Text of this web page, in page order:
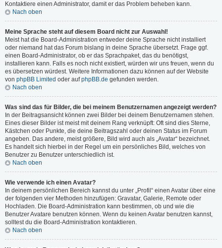
Kontaktiere einen Administrator, damit er das Problem beheben kann.
Nach oben
Meine Sprache steht auf diesem Board nicht zur Auswahl!
Meist hat die Board-Administration entweder deine Sprache nicht installiert
oder niemand hat das Forum bislang in deine Sprache übersetzt. Frage ggf.
einen Board-Administrator, ob er das Sprachpaket, das du benötigst,
installieren kann. Falls es noch nicht existiert, würden wir uns freuen, wenn du
es übersetzen würdest. Weitere Informationen dazu können auf der Website
von phpBB Limited oder aufphpBB.de gefunden werden.
Nach oben
Was sind das für Bilder, die bei meinem Benutzernamen angezeigt werden?
In der Beitragsansicht können zwei Bilder bei deinem Benutzernamen stehen.
Eines dieser Bilder ist meist mit deinem Rang verknüpft: Oft sind dies Sterne,
Kästchen oder Punkte, die deine Beitragszahl oder deinen Status im Forum
angeben. Das andere, meist größere, Bild wird auch als „Avatar“ bezeichnet.
Es handelt sich hierbei in der Regel um ein persönliches Bild, welches von
Benutzer zu Benutzer unterschiedlich ist.
Nach oben
Wie verwende ich einen Avatar?
In deinem persönlichen Bereich kannst du unter „Profil“ einen Avatar über eine
der folgenden vier Methoden hinzufügen: Gravatar, Galerie, Remote oder
Hochladen. Die Board-Administration kann bestimmen, ob und wie die
Benutzer Avatare benutzen können. Wenn du keinen Avatar benutzen kannst,
solltest du die Board-Administration kontaktieren.
Nach oben